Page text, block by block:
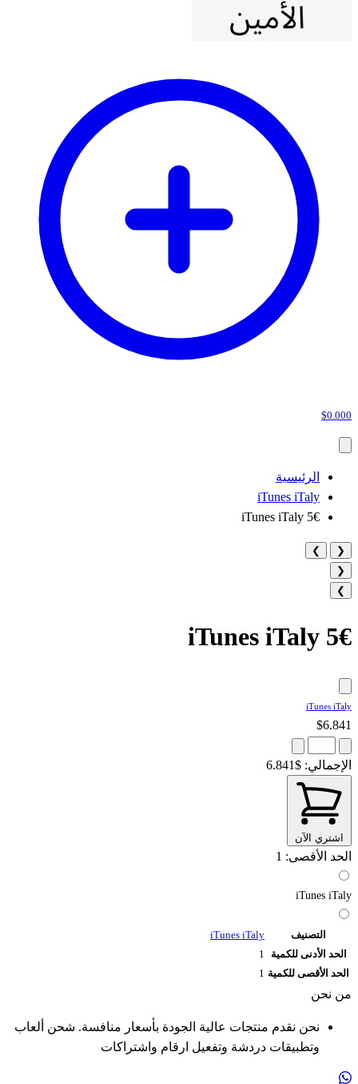
$0.000
الرئيسية
iTunes iTaly
5€ iTunes iTaly
❮
❯
❮
❯
5€ iTunes iTaly
iTunes iTaly
$6.841
الإجمالي: $6.841
اشتري الآن
الحد الأقصى: 1
iTunes iTaly
التصنيف
iTunes iTaly
الحد الأدنى للكمية
1
الحد الأقصى للكمية 1
من نحن
نحن نقدم منتجات عالية الجودة بأسعار منافسة. شحن ألعاب
وتطبيقات دردشة وتفعيل ارقام واشتراكات